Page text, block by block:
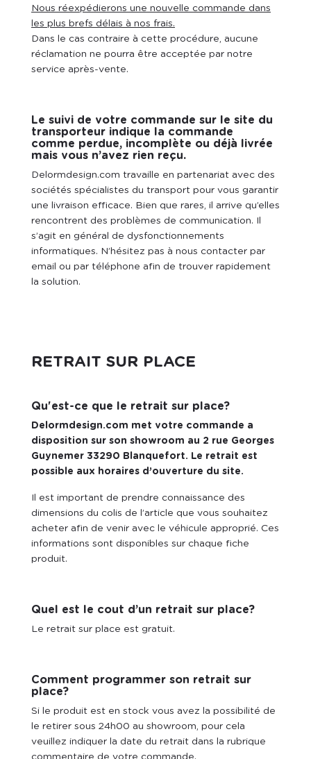
Nous réexpédierons une nouvelle commande dans
les plus brefs délais à nos frais.
Dans le cas contraire à cette procédure, aucune
réclamation ne pourra être acceptée par notre
service après-vente.
Le suivi de votre commande sur le site du
transporteur indique la commande
comme perdue, incomplète ou déjà livrée
mais vous n’avez rien reçu.
Delormdesign.com travaille en partenariat avec des
sociétés spécialistes du transport pour vous garantir
une livraison efficace. Bien que rares, il arrive qu’elles
rencontrent des problèmes de communication. Il
s’agit en général de dysfonctionnements
informatiques. N’hésitez pas à nous contacter par
email ou par téléphone afin de trouver rapidement
la solution.
RETRAIT SUR PLACE
Qu'est-ce que le retrait sur place?
Delormdesign.com met votre commande a
disposition sur son showroom au 2 rue Georges
Guynemer 33290 Blanquefort. Le retrait est
possible aux horaires d’ouverture du site.
Il est important de prendre connaissance des
dimensions du colis de l’article que vous souhaitez
acheter afin de venir avec le véhicule approprié. Ces
informations sont disponibles sur chaque fiche
produit.
Quel est le cout d’un retrait sur place?
Le retrait sur place est gratuit.
Comment programmer son retrait sur
place?
Si le produit est en stock vous avez la possibilité de
le retirer sous 24h00 au showroom, pour cela
veuillez indiquer la date du retrait dans la rubrique
commentaire de votre commande.